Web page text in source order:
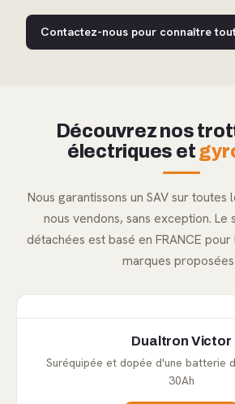
Contactez-nous pour connaître
Découvrez nos
électriques et
Nous garantissons un SAV sur
nous vendons, sans exception. Le
détachées est basé en FRANCE
marques
Dualtron Victor
Suréquipée et dopée d'une batterie
30Ah